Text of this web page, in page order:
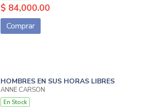
$ 84,000.00
Comprar
HOMBRES EN SUS HORAS LIBRES
ANNE CARSON
En Stock